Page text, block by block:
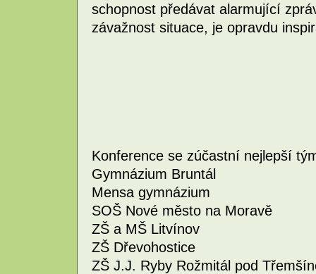
schopnost předávat alarmující
závažnost situace, je opravdu
Konference se zúčastní nejlepší
Gymnázium Bruntál
Mensa gymnázium
SOŠ Nové město na Moravě
ZŠ a MŠ Litvínov
ZŠ Dřevohostice
ZŠ J.J. Ryby Rožmitál pod